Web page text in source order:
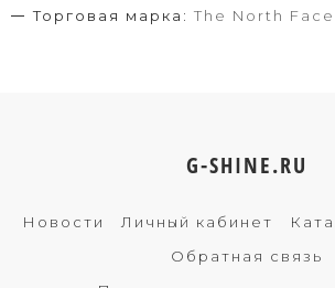
Торговая марка: The North Face
G-SHINE.RU
Новости Личный кабинет
Обратная связь